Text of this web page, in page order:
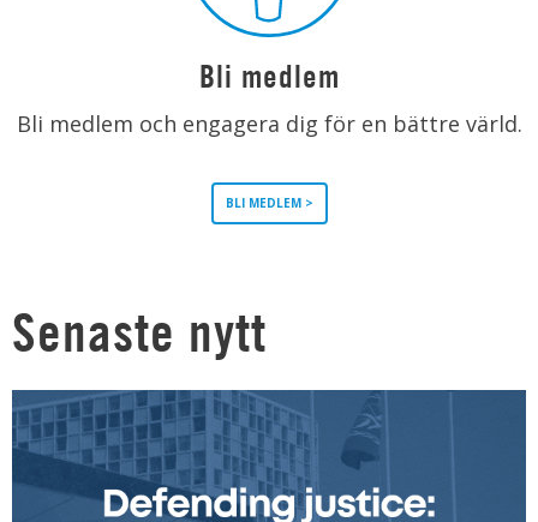
Bli medlem
Bli medlem och engagera dig för en bättre värld.
BLI MEDLEM >
Senaste nytt